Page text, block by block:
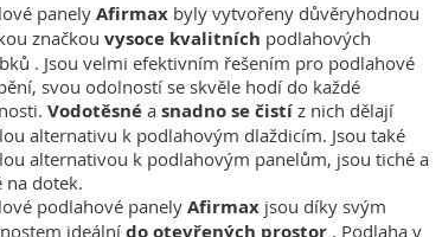
panely Afirmaxbyly vytvořeny důvěryhodnou
značkou vysoce kvalitních podlahových
. Jsou velmi efektivním řešením pro podlahové
svou odolností se skvěle hodí do každé
Vodotěsnéa snadno se čistíz nich dělají
alternativu k podlahovým dlaždicím. Jsou také
alternativou k podlahovým panelům, jsou tiché a
na dotek.
podlahové panelyAfirmaxjsou díky svým
ideálnído otevřených prostor. Podlaha v